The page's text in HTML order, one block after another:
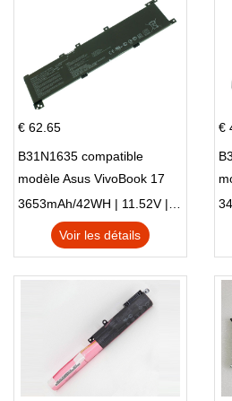
€ 62.65
B31N1635 compatible
modèle Asus VivoBook 17
X705NC X705UA X705UV
X705UN X705UD
3653mAh/42WH | 11.52V | Li-ion ...
Voir les détails
€